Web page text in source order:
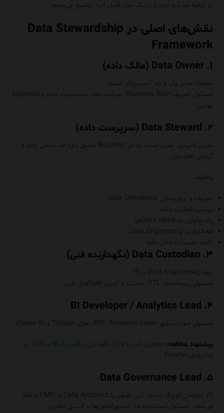
در ادامه هر سه لایه را با یک مدل قابل اجرا توضیح می‌دهم.
نقش‌های اصلی در Data Stewardship
Framework
۱. Data Owner (مالک داده)
معمولاً مدیر یک واحد کسب‌وکار است.
مسئول تعریف Business Rule، سیاست‌ها، حساسیت داده و approval
نهایی.
۲. Data Steward (سرپرست داده)
نقش کلیدی، کسی است که در Business حضور دارد اما دانش داده و
گزارش هم دارد.
وظایف:
تعریف و بروزرسانی Data Definitions
بررسی کیفیت داده
پاسخ‌گویی به Data Issueها
همکاری با Data Engineering
تایید تغییرات مدل داده
۳. Data Custodian (نگهدارنده فنی)
تیم Data Engineering یا IT
مسئول زیرساخت، ETL، امنیت و اجرای Ruleهای فنی.
۴. BI Developer / Analytics Lead
مسئول صورت‌بندی KPI، Semantic Layer، مدل Tabular و Power BI
پیشنهاد مطالعه:
معماری امن و قابل نگهداری ترکیب RLS و OLS در
مدل‌های Tabular
۵. Data Governance Lead
اگر سازمان کوچک باشد، این نقش با Data Architect یا PMO ادغام
می‌شود. مسئول استانداردها، دستورالعمل‌ها و کنترل نظارتی.